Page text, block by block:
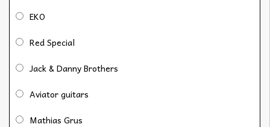
EKO
Red Special
Jack & Danny Brothers
Aviator guitars
Mathias Grus